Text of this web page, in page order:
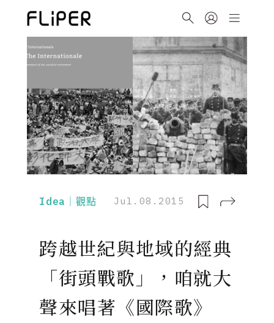
Idea｜觀點 Jul.08.2015
跨越世紀與地域的經典
「街頭戰歌」，咱就大
聲來唱著《國際歌》